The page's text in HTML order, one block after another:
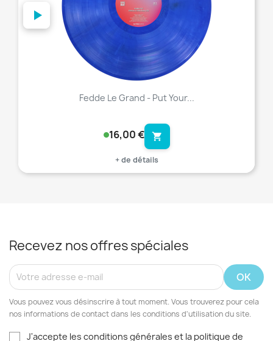
Fedde Le Grand - Put Your...
16,00 € shopping_cart
+ de détails
Recevez nos offres spéciales
Vous pouvez vous désinscrire à tout moment. Vous trouverez pour cela
nos informations de contact dans les conditions d'utilisation du site.
J'accepte les conditions générales et la politique de